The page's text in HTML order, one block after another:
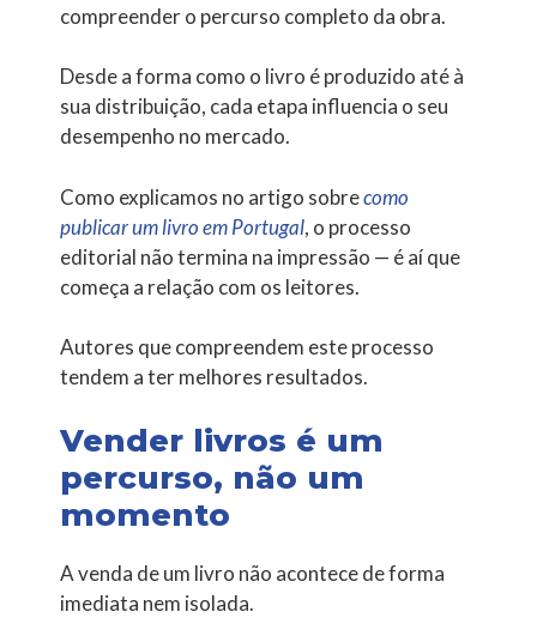
compreender o percurso completo da obra.
Desde a forma como o livro é produzido até à
sua distribuição, cada etapa influencia o seu
desempenho no mercado.
Como explicamos no artigo sobrecomo
publicar um livro em Portugal, o processo
editorial não termina na impressão — é aí que
começa a relação com os leitores.
Autores que compreendem este processo
tendem a ter melhores resultados.
Vender livros é um
percurso, não um
momento
A venda de um livro não acontece de forma
imediata nem isolada.